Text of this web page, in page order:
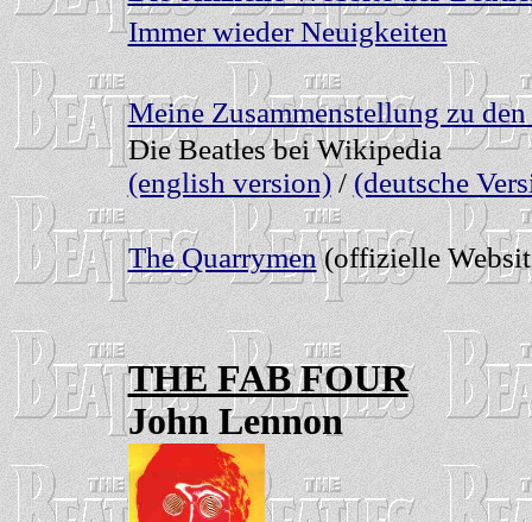
Immer wieder Neuigkeiten
Meine Zusammenstellung zu
Die Beatles bei Wikipedia
(english version)/ (deutsche
The Quarrymen(offizielle
THE FAB FOUR
John Lennon